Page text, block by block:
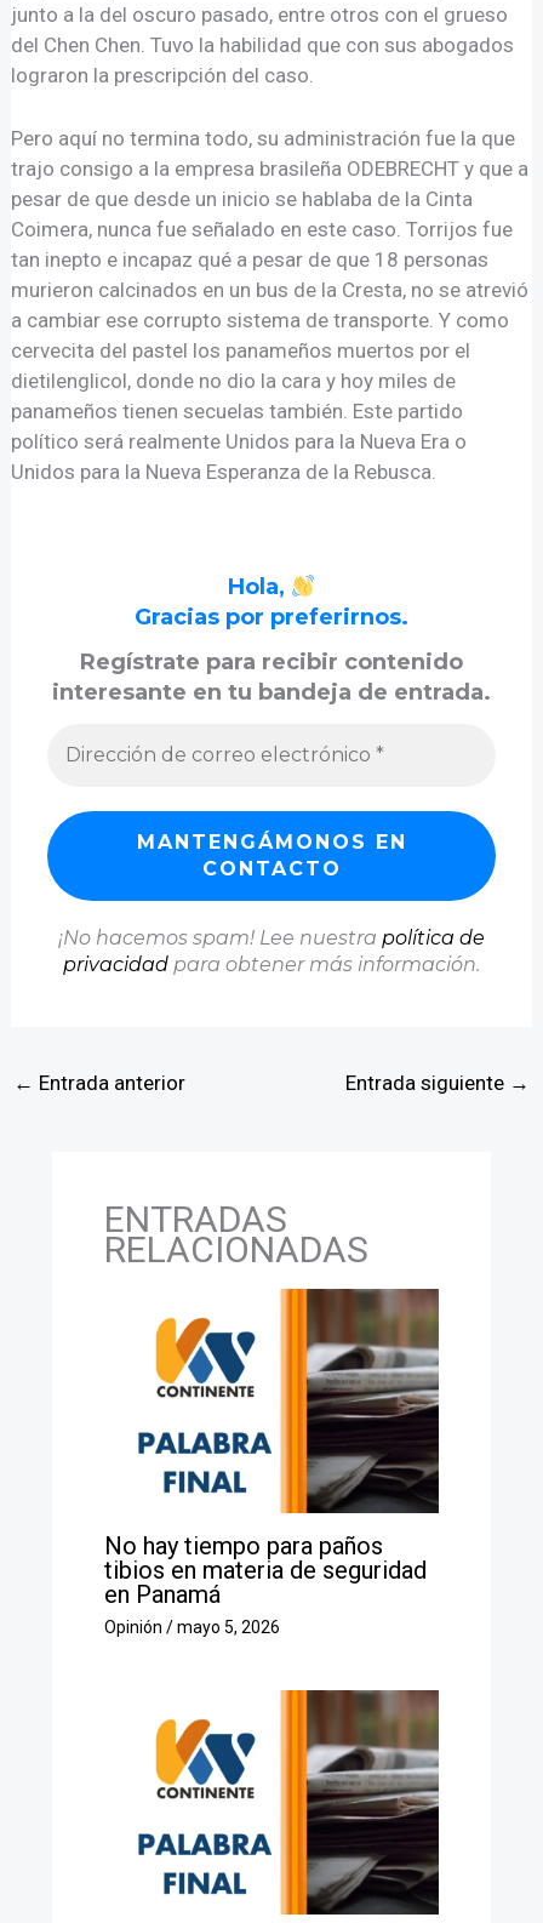
junto a la del oscuro pasado, entre otros con el grueso
del Chen Chen. Tuvo la habilidad que con sus abogados
lograron la prescripción del caso.
Pero aquí no termina todo, su administración fue la que
trajo consigo a la empresa brasileña ODEBRECHT y que a
pesar de que desde un inicio se hablaba de la Cinta
Coimera, nunca fue señalado en este caso. Torrijos fue
tan inepto e incapaz qué a pesar de que 18 personas
murieron calcinados en un bus de la Cresta, no se atrevió
a cambiar ese corrupto sistema de transporte. Y como
cervecita del pastel los panameños muertos por el
dietilenglicol, donde no dio la cara y hoy miles de
panameños tienen secuelas también. Este partido
político será realmente Unidos para la Nueva Era o
Unidos para la Nueva Esperanza de la Rebusca.
Hola,
Gracias por preferirnos.
Regístrate para recibir contenido
interesante en tu bandeja de entrada.
¡No hacemos spam! Lee nuestra política de
privacidad para obtener más información.
← Entrada anterior Entrada siguiente →
ENTRADAS
RELACIONADAS
No hay tiempo para paños
tibios en materia de seguridad
en Panamá
Opinión /mayo 5, 2026